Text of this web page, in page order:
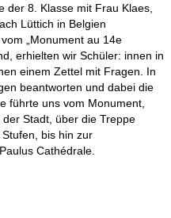
der 8. Klasse mit Frau Klaes,
Lüttich in Belgien
„Monument au 14e
erhielten wir Schüler: innen in
einem Zettel mit Fragen. In
beantworten und dabei die
führte uns vom Monument,
Stadt, über die Treppe
Stufen, bis hin zur
Cathédrale.